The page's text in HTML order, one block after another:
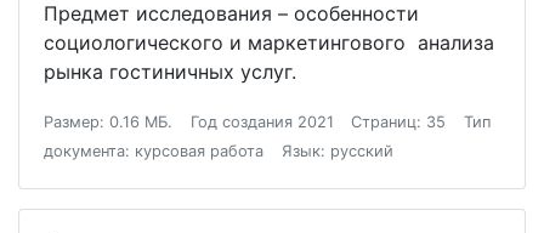
Предмет исследования – особенности
социологического и маркетингового анализа
рынка гостиничных услуг.
Размер: 0.16 МБ. Год создания 2021 Страниц: 35
Тип
документа: курсовая работа
Язык: русский